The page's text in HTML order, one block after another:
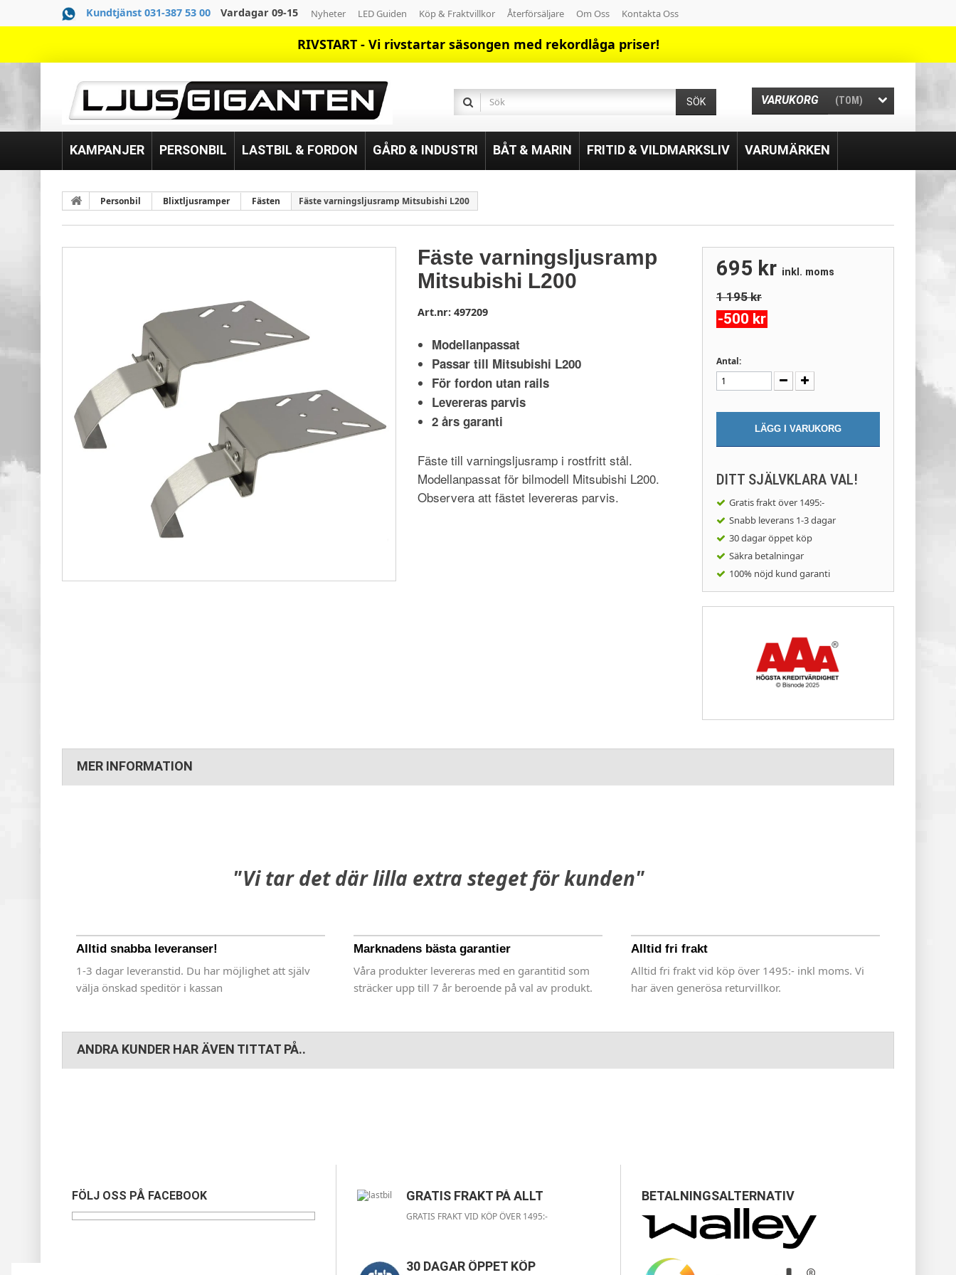
Kundtjänst 031-387 53 00 Vardagar 09-15 Nyheter LED Guiden Köp & Fraktvillkor Återförsäljare Om Oss Kontakta Oss
RIVSTART - Vi rivstartar säsongen med rekordlåga priser!
VARUKORG (TOM)
SÖK
KAMPANJER PERSONBIL LASTBIL & FORDON GÅRD & INDUSTRI BÅT & MARIN FRITID & VILDMARKSLIV VARUMÄRKEN
Personbil Blixtljusramper Fästen Fäste varningsljusramp Mitsubishi L200
Fäste varningsljusramp
Mitsubishi L200
Art.nr: 497209
Modellanpassat
Passar till Mitsubishi L200
För fordon utan rails
Levereras parvis
2 års garanti
Fäste till varningsljusramp i rostfritt stål.
Modellanpassat för bilmodell Mitsubishi L200.
Observera att fästet levereras parvis.
695 kr inkl. moms
1 195 kr
-500 kr
Antal:
LÄGG I VARUKORG
DITT SJÄLVKLARA VAL!
Gratis fraktöver 1495:-
Snabb leverans1-3 dagar
30 dagaröppet köp
Säkrabetalningar
100% nöjd kund garanti
MER INFORMATION
"Vi tar det där lilla extra steget för kunden"
Alltid snabba leveranser!
1-3 dagar leveranstid. Du har möjlighet att själv
välja önskad speditör i kassan
Marknadens bästa garantier
Våra produkter levereras med en garantitid som
sträcker upp till 7 år beroende på val av produkt.
Alltid fri frakt
Alltid fri frakt vid köp över 1495:- inkl moms. Vi
har även generösa returvillkor.
ANDRA KUNDER HAR ÄVEN TITTAT PÅ..
FÖLJ OSS PÅ FACEBOOK GRATIS FRAKT PÅ ALLT
GRATIS FRAKT VID KÖP ÖVER 1495:-
30 DAGAR ÖPPET KÖP
BETALNINGSALTERNATIV